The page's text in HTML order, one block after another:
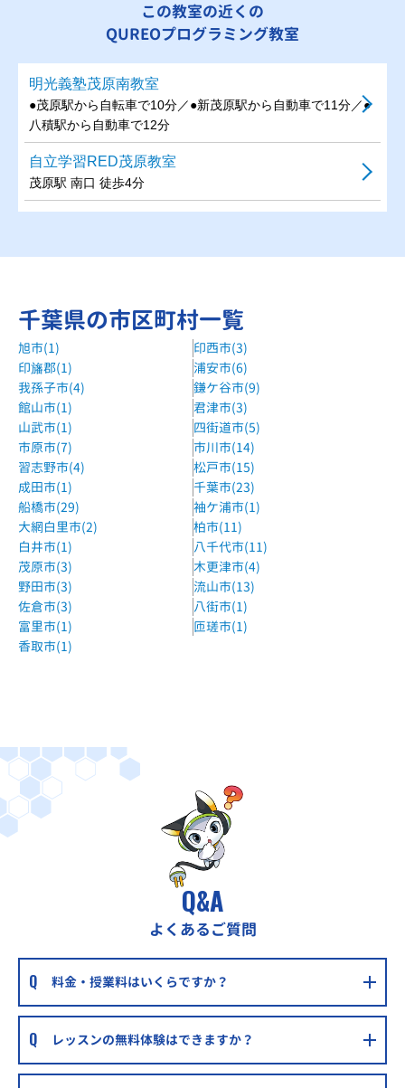
この教室の近くの
QUREOプログラミング教室
明光義塾茂原南教室
●茂原駅から自転車で10分／●新茂原駅から自動車で11分／●
八積駅から自動車で12分
自立学習RED茂原教室
茂原駅 南口 徒歩4分
千葉県の市区町村一覧
旭市(1)
印西市(3)
印旛郡(1)
浦安市(6)
我孫子市(4)
鎌ケ谷市(9)
館山市(1)
君津市(3)
山武市(1)
四街道市(5)
市原市(7)
市川市(14)
習志野市(4)
松戸市(15)
成田市(1)
千葉市(23)
船橋市(29)
袖ケ浦市(1)
大網白里市(2)
柏市(11)
白井市(1)
八千代市(11)
茂原市(3)
木更津市(4)
野田市(3)
流山市(13)
佐倉市(3)
八街市(1)
富里市(1)
匝瑳市(1)
香取市(1)
Q&A
よくあるご質問
料金・授業料はいくらですか？
レッスンの無料体験はできますか？